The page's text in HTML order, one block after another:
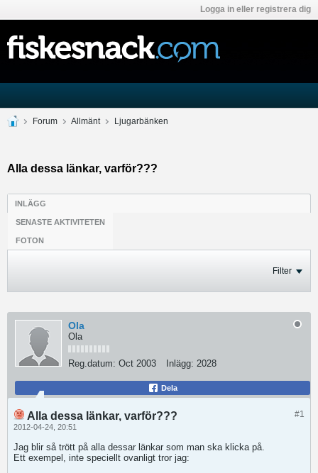
Logga in eller registrera dig
Forum Allmänt Ljugarbänken
Alla dessa länkar, varför???
INLÄGG
SENASTE AKTIVITETEN
FOTON
Filter
Ola
Ola
Reg.datum: Oct 2003 Inlägg: 2028
Dela
#1
Alla dessa länkar, varför???
2012-04-24, 20:51
Jag blir så trött på alla dessar länkar som man ska klicka på.
Ett exempel, inte speciellt ovanligt tror jag: